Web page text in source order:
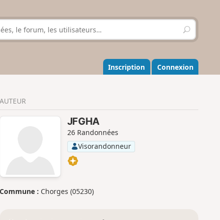
R
e
h
e
r
r
Inscription Connexion
AUTEUR
JFGHA
26 Randonnées
Visorandonneur
Commune : Chorges (05230)